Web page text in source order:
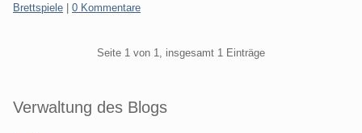
Kategorien:
Brettspiele 0 Kommentare
Seite 1 von 1, insgesamt 1 Einträge
Seitenleiste
Verwaltung des Blogs